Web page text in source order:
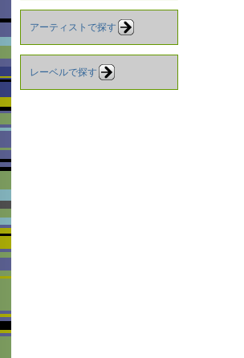
アーティストで探す
レーベルで探す